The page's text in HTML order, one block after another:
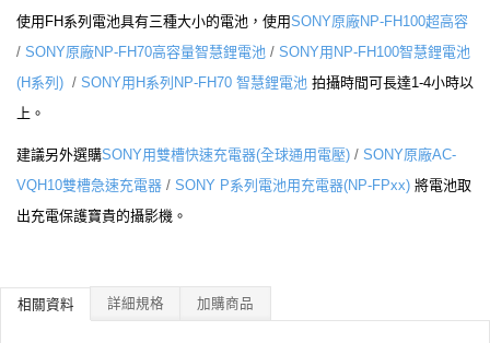
使用FH系列電池具有三種大小的電池，使用SONY原廠NP-FH100超高容
/ SONY原廠NP-FH70高容量智慧鋰電池 / SONY用NP-FH100智慧鋰電池
(H系列) / SONY用H系列NP-FH70 智慧鋰電池 拍攝時間可長達1-4小時以
上。
建議另外選購SONY用雙槽快速充電器(全球通用電壓) / SONY原廠AC-
VQH10雙槽急速充電器 / SONY P系列電池用充電器(NP-FPxx) 將電池取
出充電保護寶貴的攝影機。
相關資料 詳細規格 加購商品